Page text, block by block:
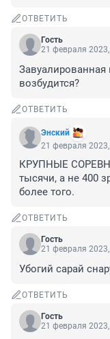
ОТВЕТИТЬ
Гость
21 февраля
Завуалированная
возбудится?
ОТВЕТИТЬ
Энский
21 февраля
КРУПНЫЕ
тысячи, а не 400
более того.
ОТВЕТИТЬ
Гость
21 февраля
Убогий сарай
ОТВЕТИТЬ
Гость
21 февраля